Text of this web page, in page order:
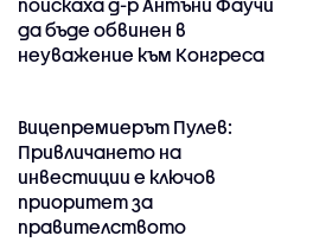
поискаха д-р Антъни Фаучи
да бъде обвинен в
неуважение към Конгреса
Вицепремиерът Пулев:
Привличането на
инвестиции е ключов
приоритет за
правителството